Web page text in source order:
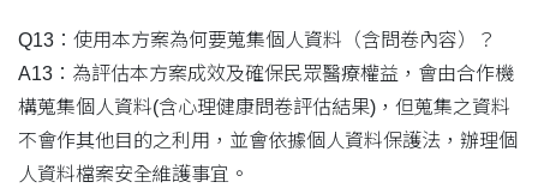
Q13：使用本方案為何要蒐集個人資料（含問卷內容）？
A13：為評估本方案成效及確保民眾醫療權益，會由合作機
構蒐集個人資料(含心理健康問卷評估結果)，但蒐集之資料
不會作其他目的之利用，並會依據個人資料保護法，辦理個
人資料檔案安全維護事宜。